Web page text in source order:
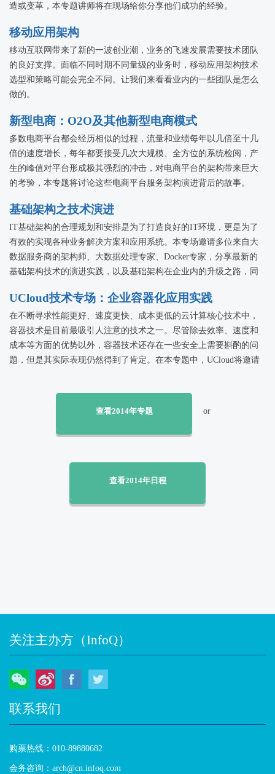
造或变革，本专题讲师将在现场给你分享他们成功的经验。
移动应用架构
移动互联网带来了新的一波创业潮，业务的飞速发展需要技术团队
的良好支撑。面临不同时期不同量级的业务时，移动应用架构技术
选型和策略可能会完全不同。让我们来看看业内的一些团队是怎么
做的。
新型电商：O2O及其他新型电商模式
多数电商平台都会经历相似的过程，流量和业绩每年以几倍至十几
倍的速度增长，每年都要接受几次大规模、全方位的系统检阅，产
生的峰值对平台形成极其强烈的冲击，对电商平台的架构带来巨大
的考验，本专题将讨论这些电商平台服务架构演进背后的故事。
基础架构之技术演进
IT基础架构的合理规划和安排是为了打造良好的IT环境，更是为了
有效的实现各种业务解决方案和应用系统。本专场邀请多位来自大
数据服务商的架构师、大数据处理专家、Docker专家，分享最新的
基础架构技术的演进实践，以及基础架构在企业内的升级之路，同
UCloud技术专场：企业容器化应用实践
在不断寻求性能更好、速度更快、成本更低的云计算核心技术中，
容器技术是目前最吸引人注意的技术之一。尽管除去效率、速度和
成本等方面的优势以外，容器技术还存在一些安全上需要斟酌的问
题，但是其实际表现仍然得到了肯定。在本专题中，UCloud将邀请
查看2014年专题 or
查看2014年日程
关注主办方（InfoQ）
微信 微博 Facebook
联系我们
购票热线：010-89880682
会务咨询：arch@cn.infoq.com